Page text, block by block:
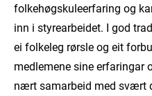
folkehøgskuleerfaring og
inn i styrearbeidet. I god
ei folkeleg rørsle og eit
medlemene sine erfaringar
nært samarbeid med svært